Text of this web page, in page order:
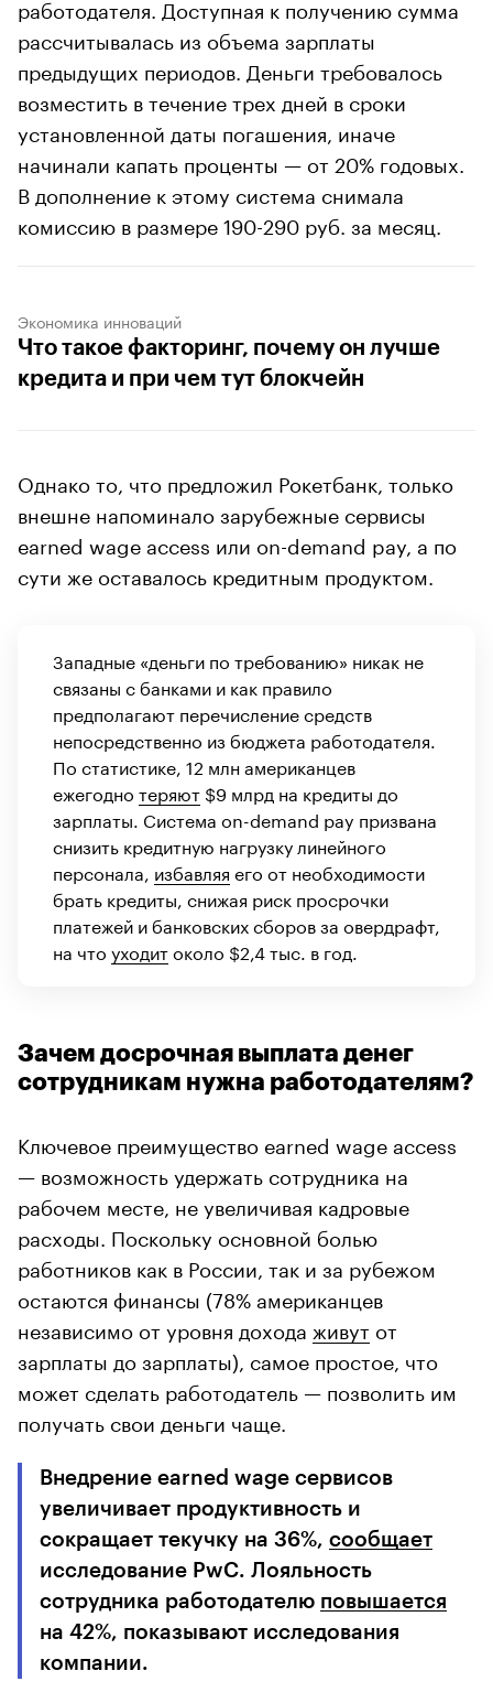
работодателя. Доступная к получению сумма
рассчитывалась из объема зарплаты
предыдущих периодов. Деньги требовалось
возместить в течение трех дней в сроки
установленной даты погашения, иначе
начинали капать проценты — от 20% годовых.
В дополнение к этому система снимала
комиссию в размере 190-290 руб. за месяц.
Экономика инноваций
Что такое факторинг, почему он лучше
кредита и при чем тут блокчейн
Однако то, что предложил Рокетбанк, только
внешне напоминало зарубежные сервисы
earned wage access или on-demand pay, а по
сути же оставалось кредитным продуктом.
Западные «деньги по требованию» никак не
связаны с банками и как правило
предполагают перечисление средств
непосредственно из бюджета работодателя.
По статистике, 12 млн американцев
ежегодно теряют $9 млрд на кредиты до
зарплаты. Система on-demand pay призвана
снизить кредитную нагрузку линейного
персонала, избавляя его от необходимости
брать кредиты, снижая риск просрочки
платежей и банковских сборов за овердрафт,
на что уходитоколо $2,4 тыс. в год.
Зачем досрочная выплата денег
сотрудникам нужна работодателям?
Ключевое преимущество earned wage access
— возможность удержать сотрудника на
рабочем месте, не увеличивая кадровые
расходы. Поскольку основной болью
работников как в России, так и за рубежом
остаются финансы (78% американцев
независимо от уровня дохода живут от
зарплаты до зарплаты), самое простое, что
может сделать работодатель — позволить им
получать свои деньги чаще.
Внедрение earned wage сервисов
увеличивает продуктивность и
сокращает текучку на 36%, сообщает
исследование PwC. Лояльность
сотрудника работодателю повышается
на 42%, показывают исследования
компании.